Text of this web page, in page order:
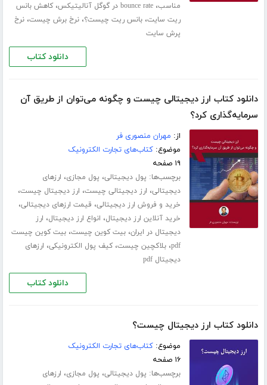
مناسب،bounce rate در گوگل آنالیتیکس ،کاهش بانس
ریت سایت،بانس ریت چیست؟،نرخ برش چیست،نرخ
پرش سایت
دانلود کتاب
دانلود کتاب ارز دیجیتالی چیست و چگونه می‌توان از طریق آن
سرمایه‌گذاری کرد؟
از: مهران منصوری فر
موضوع:کتاب‌های تجارت الکترونیک
۱۹ صفحه
برچسب‌ها: پول دیجیتالی، پول مجازی، ارزهای
دیجیتالی، ارز دیجیتالی چیست، ارز دیجیتال چیست،
خرید و فروش ارز دیجیتالی، قیمت ارزهای دیجیتالی،
خرید آنلاین ارز دیجیتال، انواع ارز دیجیتال، ارز
دیجیتال در ایران،بیت کوین چیست،بیت کوین چیست
pdf،بلاکچین چیست،کیف پول الکترونیکی، ارزهای
دیجیتال pdf
دانلود کتاب
دانلود کتاب ارز دیجیتال چیست؟
موضوع:کتاب‌های تجارت الکترونیک
۱۶ صفحه
برچسب‌ها: پول دیجیتالی، پول مجازی، ارزهای